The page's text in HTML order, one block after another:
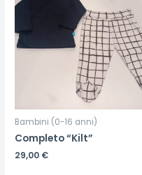
Bambini (0-16 anni)
Completo “Kilt”
29,00 €